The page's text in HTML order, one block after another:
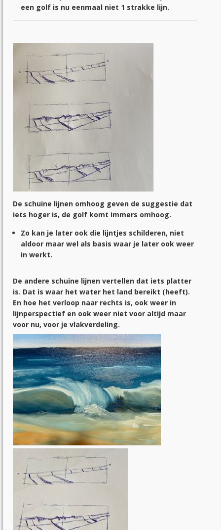
een golf is nu eenmaal niet 1 strakke lijn.
De schuine lijnen omhoog geven de suggestie dat
iets hoger is, de golf komt immers omhoog.
Zo kan je later ook die lijntjes schilderen, niet
aldoor maar wel als basis waar je later ook weer
in werkt.
De andere schuine lijnen vertellen dat iets platter
is. Dat is waar het water het land bereikt (heeft).
En hoe het verloop naar rechts is, ook weer in
lijnperspectief en ook weer niet voor altijd maar
voor nu, voor je vlakverdeling.